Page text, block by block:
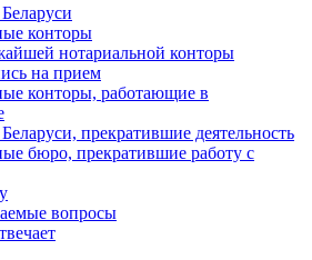
конторы
нотариальной конторы
на прием
конторы, работающие в
прекратившие деятельность
бюро, прекратившие работу с
вопросы